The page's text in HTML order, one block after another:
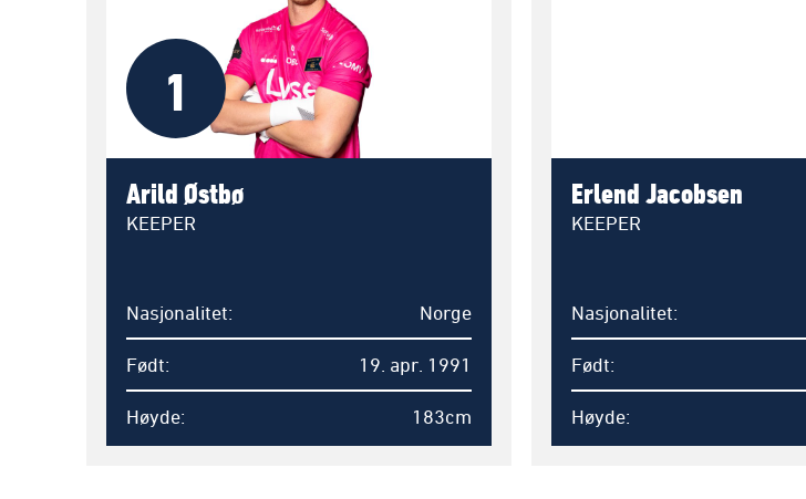
1
Arild Østbø
KEEPER
Nasjonalitet Norge
Født 19. apr. 1991
Høyde 183cm
Erlend Jacobsen
KEEPER
Nasjonalitet
Født
Høyde